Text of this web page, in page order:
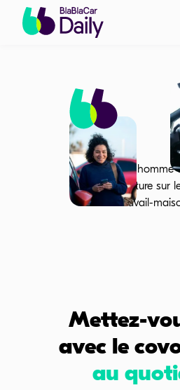
Mettez-
avec le
au